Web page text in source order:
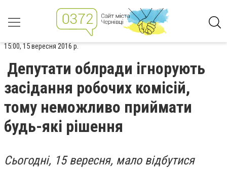
15:00, 15 вересня 2016 р.
Депутати облради ігнорують
засідання робочих комісій,
тому неможливо приймати
будь-які рішення
Сьогодні, 15 вересня, мало відбутися